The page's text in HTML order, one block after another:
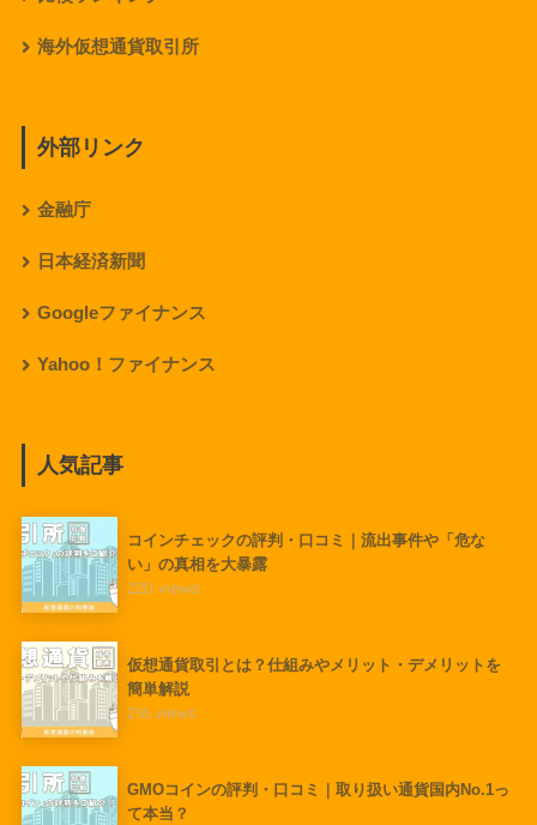
海外仮想通貨取引所
外部リンク
金融庁
日本経済新聞
Googleファイナンス
Yahoo！ファイナンス
人気記事
コインチェックの評判・口コミ｜流出事件や「危な
い」の真相を大暴露
220 views
仮想通貨取引とは？仕組みやメリット・デメリットを
簡単解説
216 views
GMOコインの評判・口コミ｜取り扱い通貨国内No.1っ
て本当？